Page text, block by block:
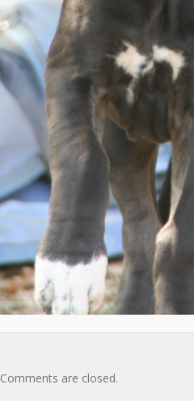
Comments are closed.